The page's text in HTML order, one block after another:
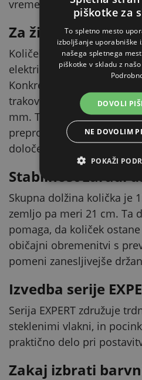
vremenskih pogojih.
Za žice, vrvice in
Količek je primeren za
električnega pastirja –
Konkretno je primeren za
trakove širine 20 mm in
mm. Tako si lahko število
preprosto prilagodite
določenem mestu delovati.
Stabilnost zaradi
Skupna dolžina količka je
zemljo pa meri 21 cm. Ta
pomaga, da količek
običajni obremenitvi s
pomeni zanesljivejše
Izvedba serije
Serija EXPERT združuje
steklenimi vlakni, in
praktično delo pri
Zakaj izbrati
piškotke za
To spletno mesto
izboljšanje uporabniške
našega spletnega
piškotke v skladu z
DOVOLI
NE DOVOLIM
POKAŽI